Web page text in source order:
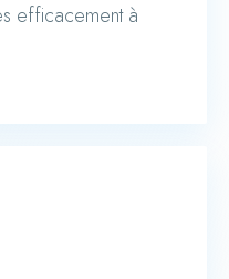
efficacement à